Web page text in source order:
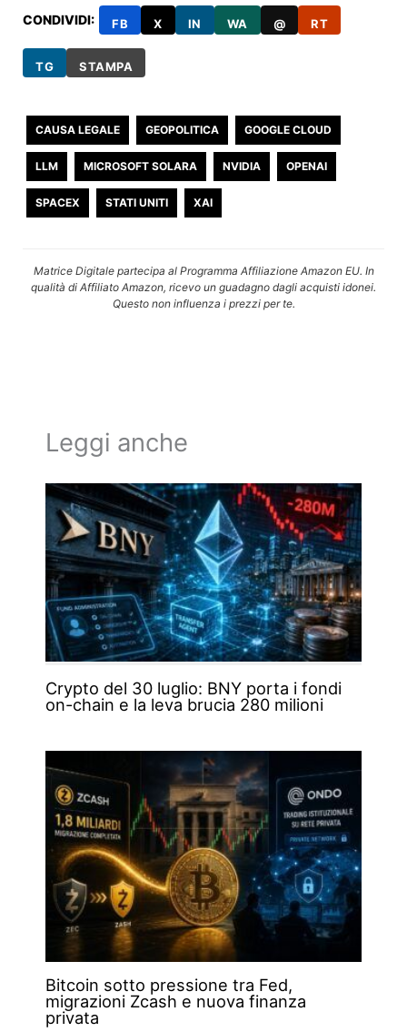
CONDIVIDI: FB X IN WA @ RT
TG STAMPA
CAUSA LEGALE GEOPOLITICA GOOGLE CLOUD
LLM MICROSOFT SOLARA NVIDIA OPENAI
SPACEX STATI UNITI XAI
Matrice Digitale partecipa al Programma Affiliazione Amazon EU. In
qualità di Affiliato Amazon, ricevo un guadagno dagli acquisti idonei.
Questo non influenza i prezzi per te.
Leggi anche
Crypto del 30 luglio: BNY porta i fondi
on-chain e la leva brucia 280 milioni
Bitcoin sotto pressione tra Fed,
migrazioni Zcash e nuova finanza
privata